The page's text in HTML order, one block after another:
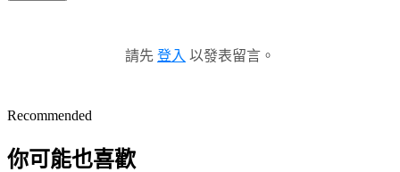
請先 登入 以發表留言。
Recommended
你可能也喜歡